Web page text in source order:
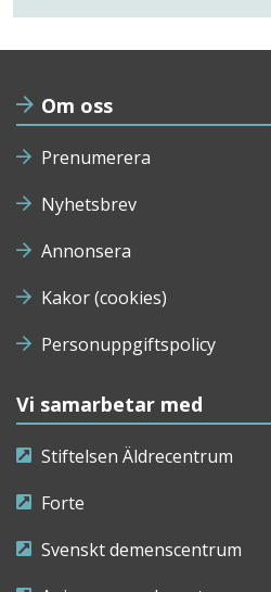
Om oss
Prenumerera
Nyhetsbrev
Annonsera
Kakor (cookies)
Personuppgiftspolicy
Vi samarbetar med
Stiftelsen Äldrecentrum
Forte
Svenskt demenscentrum